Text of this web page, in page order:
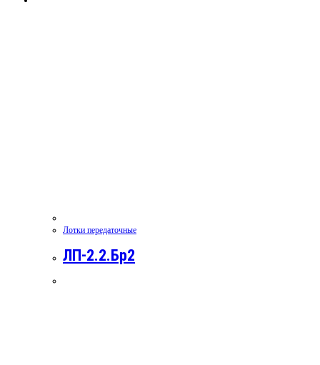
Лотки передаточные
ЛП-2.2.Бр2